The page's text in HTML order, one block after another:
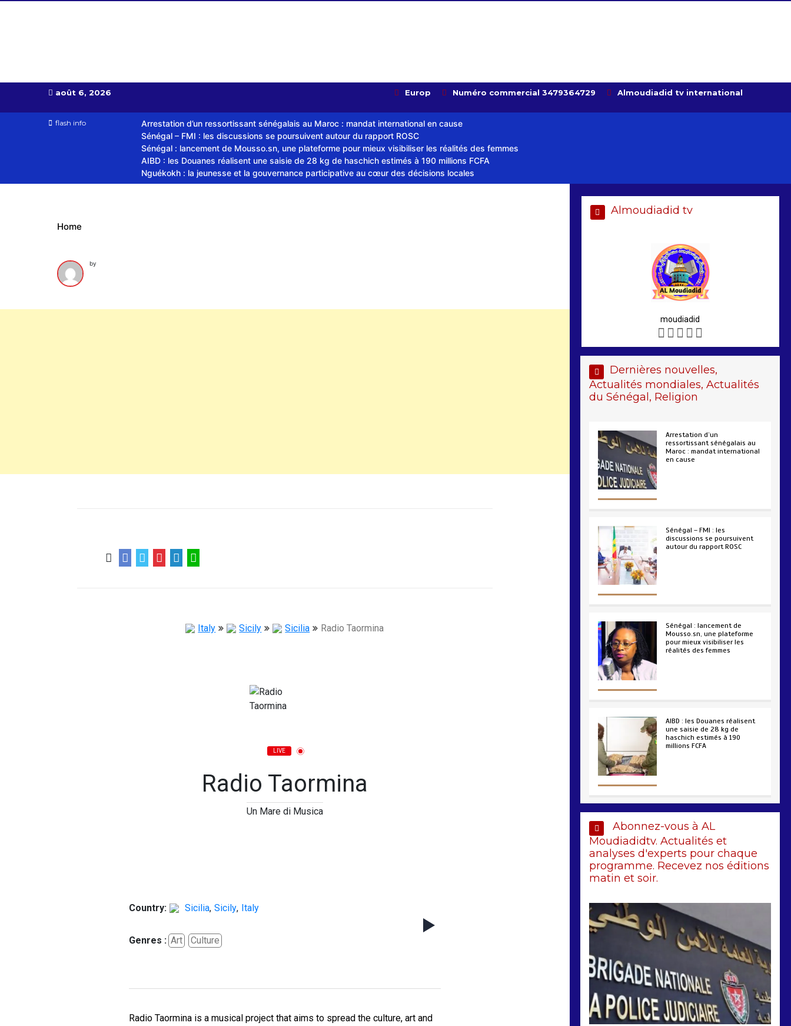
août 6, 2026 Europ Numéro commercial 3479364729 Almoudiadid tv international
flash info
Arrestation d’un ressortissant sénégalais au Maroc : mandat international en cause
Sénégal – FMI : les discussions se poursuivent autour du rapport ROSC
Sénégal : lancement de Mousso.sn, une plateforme pour mieux visibiliser les réalités des femmes
AIBD : les Douanes réalisent une saisie de 28 kg de haschich estimés à 190 millions FCFA
Nguékokh : la jeunesse et la gouvernance participative au cœur des décisions locales
Home
by
Italy Sicily Sicilia Radio Taormina
LIVE
Radio Taormina
Un Mare di Musica
Country: Sicilia, Sicily, Italy
Genres : Art Culture
Radio Taormina is a musical project that aims to spread the culture, art and
Almoudiadid tv
moudiadid
Dernières nouvelles,
Actualités mondiales, Actualités
du Sénégal, Religion
Arrestation d’un
ressortissant sénégalais au
Maroc : mandat international
en cause
Sénégal – FMI : les
discussions se poursuivent
autour du rapport ROSC
Sénégal : lancement de
Mousso.sn, une plateforme
pour mieux visibiliser les
réalités des femmes
AIBD : les Douanes réalisent
une saisie de 28 kg de
haschich estimés à 190
millions FCFA
Abonnez-vous à AL
Moudiadidtv. Actualités et
analyses d'experts pour chaque
programme. Recevez nos éditions
matin et soir.